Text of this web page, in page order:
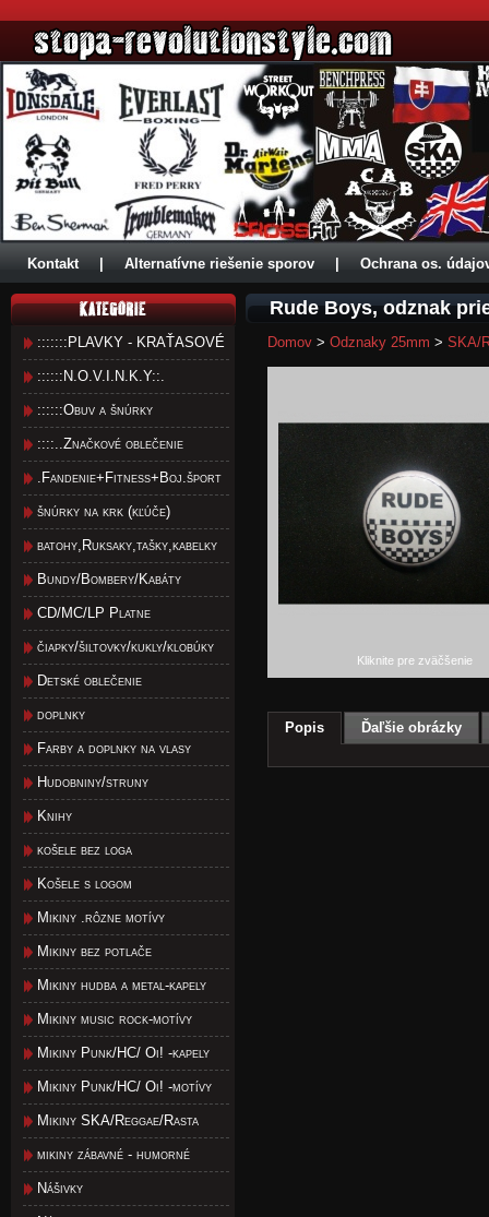
Kontakt Alternatívne riešenie sporov Ochrana os.
:::::::PLAVKY - KRAŤASOVÉ
::::::N.O.V.I.N.K.Y::.
::::::Obuv a šnúrky
::::..Značkové oblečenie
.Fandenie+Fitness+Boj.šport
šnúrky na krk (kľúče)
batohy,Ruksaky,tašky,kabelky
Bundy/Bombery/Kabáty
CD/MC/LP Platne
čiapky/šiltovky/kukly/klobúky
Detské oblečenie
doplnky
Farby a doplnky na vlasy
Hudobniny/struny
Knihy
košele bez loga
Košele s logom
Mikiny .rôzne motívy
Mikiny bez potlače
Mikiny hudba a metal-kapely
Mikiny music rock-motívy
Mikiny Punk/HC/ Oi! -kapely
Mikiny Punk/HC/ Oi! -motívy
Mikiny SKA/Reggae/Rasta
mikiny zábavné - humorné
Nášivky
Rude Boys, odznak
Domov > Odznaky 25mm > SKA/
Kliknite pre zväčšenie
Popis Ďaľšie obrázky